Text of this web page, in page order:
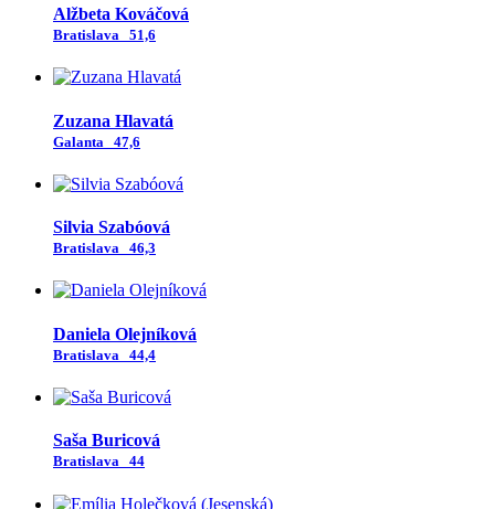
Alžbeta Kováčová
Bratislava 51,6
Zuzana Hlavatá
Galanta 47,6
Silvia Szabóová
Bratislava 46,3
Daniela Olejníková
Bratislava 44,4
Saša Buricová
Bratislava 44